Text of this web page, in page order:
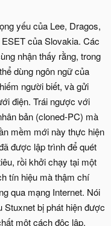
yếu của Lee, Dragos,
của Slovakia. Các
nhận thấy rằng, trong
dùng ngôn ngữ của
người biết, và gửi
điện. Trái ngược với
bản (cloned-PC) mà
mềm mới này thực hiện
được lập trình để quét
rồi khởi chạy tại một
tín hiệu mà thậm chí
qua mạng Internet. Nói
bị phát hiện được
một cách độc lập.